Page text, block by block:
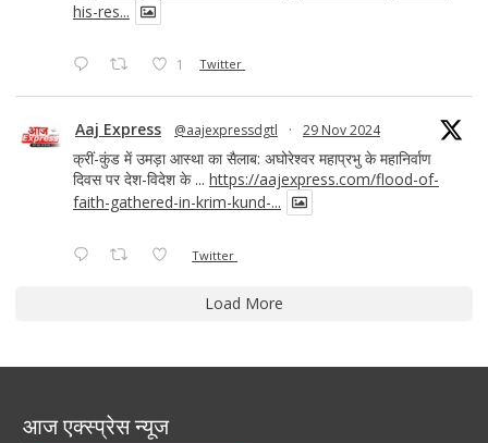
his-res...
1 Twitter
Aaj Express @aajexpressdgtl · 29 Nov 2024
क्रीं-कुंड में उमड़ा आस्था का सैलाब: अघोरेश्वर महाप्रभु के महानिर्वाण
दिवस पर देश-विदेश के ... https://aajexpress.com/flood-of-
faith-gathered-in-krim-kund-...
Twitter
Load More
आज एक्स्प्रेस न्यूज